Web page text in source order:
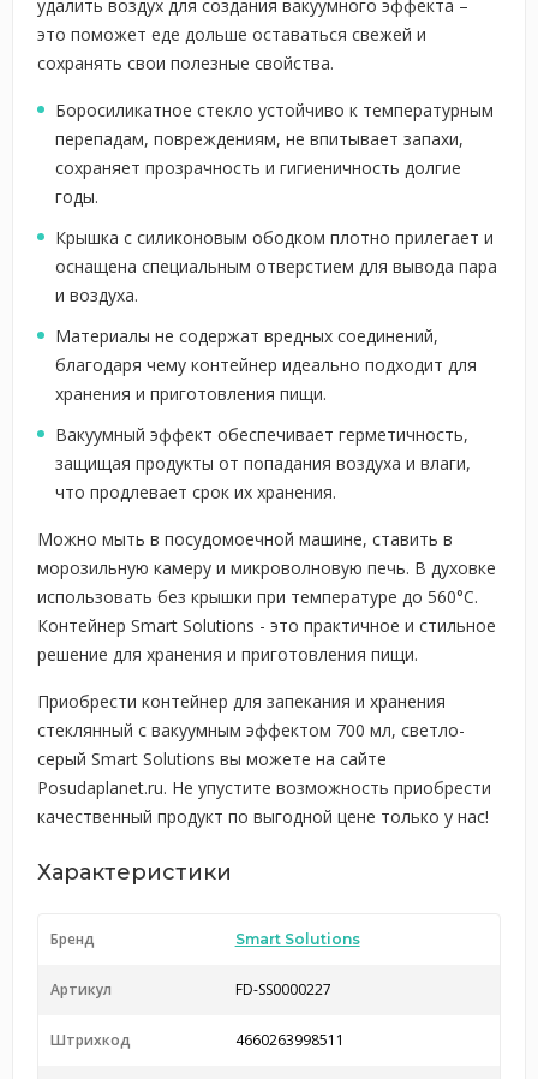
удалить воздух для создания вакуумного эффекта –
это поможет еде дольше оставаться свежей и
сохранять свои полезные свойства.
Боросиликатное стекло устойчиво к температурным
перепадам, повреждениям, не впитывает запахи,
сохраняет прозрачность и гигиеничность долгие
годы.
Крышка с силиконовым ободком плотно прилегает и
оснащена специальным отверстием для вывода пара
и воздуха.
Материалы не содержат вредных соединений,
благодаря чему контейнер идеально подходит для
хранения и приготовления пищи.
Вакуумный эффект обеспечивает герметичность,
защищая продукты от попадания воздуха и влаги,
что продлевает срок их хранения.
Можно мыть в посудомоечной машине, ставить в
морозильную камеру и микроволновую печь. В духовке
использовать без крышки при температуре до 560°C.
Контейнер Smart Solutions - это практичное и стильное
решение для хранения и приготовления пищи.
Приобрести контейнер для запекания и хранения
стеклянный с вакуумным эффектом 700 мл, светло-
серый Smart Solutions вы можете на сайте
Posudaplanet.ru. Не упустите возможность приобрести
качественный продукт по выгодной цене только у нас!
Характеристики
Бренд Smart Solutions
Артикул FD-SS0000227
Штрихкод 4660263998511